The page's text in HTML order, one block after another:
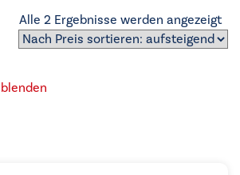
Alle 2 Ergebnisse werden angezeigt